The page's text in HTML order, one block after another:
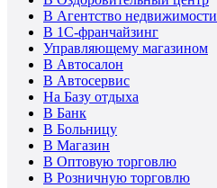
В Агентство недвижимости
В 1С-франчайзинг
Управляющему магазином
В Автосалон
В Автосервис
На Базу отдыха
В Банк
В Больницу
В Магазин
В Оптовую торговлю
В Розничную торговлю